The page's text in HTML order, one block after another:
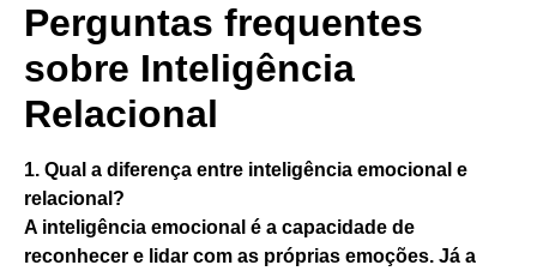
Perguntas frequentes
sobre Inteligência
Relacional
1. Qual a diferença entre inteligência emocional e
relacional?
A inteligência emocional é a capacidade de
reconhecer e lidar com as próprias emoções. Já a